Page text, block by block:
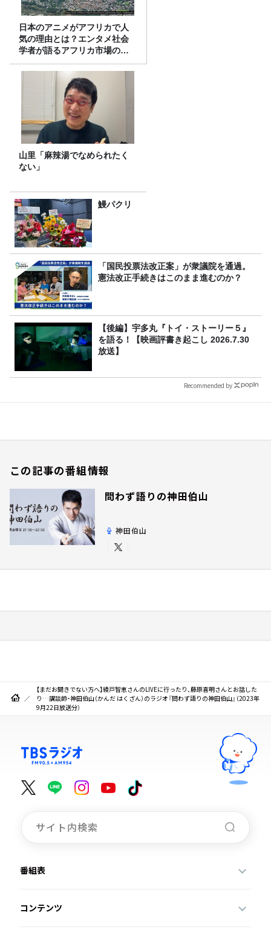
日本のアニメがアフリカで人
気の理由とは？エンタメ社会
学者が語るアフリカ市場のリ
アル
山里「麻辣湯でなめられたく
ない」
鰻パクリ
「国民投票法改正案」が衆議院を通過。
憲法改正手続きはこのまま進むのか？
【後編】宇多丸『トイ・ストーリー５』
を語る！【映画評書き起こし 2026.7.30
放送】
Recommended by
この記事の番組情報
問わず語りの神田伯山
神田伯山
【まだお聞きでない方へ】綾戸智恵さんのLIVEに行ったり、藤原喜明さんとお話した
り…講談師・神田伯山（かんだ はくざん）のラジオ『問わず語りの神田伯山』（2023年
9月22日放送分）
番組表
コンテンツ